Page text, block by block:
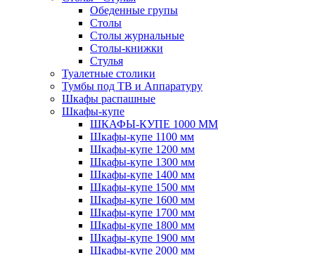
Обеденные групы
Столы
Столы журнальные
Столы-книжки
Стулья
Туалетные столики
Тумбы под ТВ и Аппаратуру
Шкафы распашные
Шкафы-купе
ШКАФЫ-КУПЕ 1000 ММ
Шкафы-купе 1100 мм
Шкафы-купе 1200 мм
Шкафы-купе 1300 мм
Шкафы-купе 1400 мм
Шкафы-купе 1500 мм
Шкафы-купе 1600 мм
Шкафы-купе 1700 мм
Шкафы-купе 1800 мм
Шкафы-купе 1900 мм
Шкафы-купе 2000 мм